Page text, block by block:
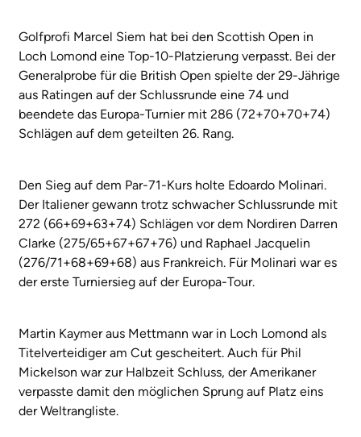
Golfprofi Marcel Siem hat bei den Scottish Open in
Loch Lomond eine Top-10-Platzierung verpasst. Bei der
Generalprobe für die British Open spielte der 29-Jährige
aus Ratingen auf der Schlussrunde eine 74 und
beendete das Europa-Turnier mit 286 (72+70+70+74)
Schlägen auf dem geteilten 26. Rang.
Den Sieg auf dem Par-71-Kurs holte Edoardo Molinari.
Der Italiener gewann trotz schwacher Schlussrunde mit
272 (66+69+63+74) Schlägen vor dem Nordiren Darren
Clarke (275/65+67+67+76) und Raphael Jacquelin
(276/71+68+69+68) aus Frankreich. Für Molinari war es
der erste Turniersieg auf der Europa-Tour.
Martin Kaymer aus Mettmann war in Loch Lomond als
Titelverteidiger am Cut gescheitert. Auch für Phil
Mickelson war zur Halbzeit Schluss, der Amerikaner
verpasste damit den möglichen Sprung auf Platz eins
der Weltrangliste.